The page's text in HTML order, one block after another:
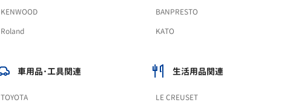
KENWOOD
Roland
BANPRESTO
KATO
車用品･工具関連
TOYOTA
生活用品関連
LE CREUSET